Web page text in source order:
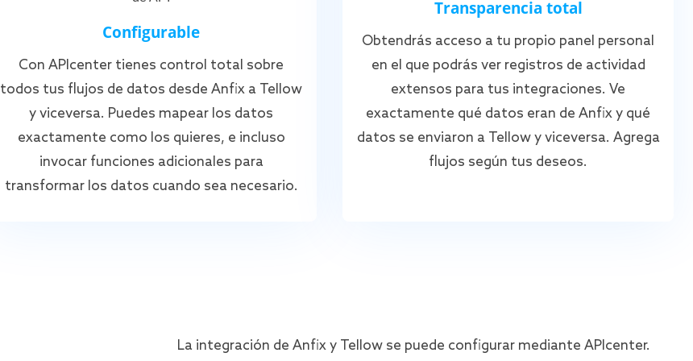
Configurable
Con APIcenter tienes control total sobre
todos tus flujos de datos desde Anfix a Tellow
y viceversa. Puedes mapear los datos
exactamente como los quieres, e incluso
invocar funciones adicionales para
transformar los datos cuando sea necesario.
Transparencia total
Obtendrás acceso a tu propio panel personal
en el que podrás ver registros de actividad
extensos para tus integraciones. Ve
exactamente qué datos eran de Anfix y qué
datos se enviaron a Tellow y viceversa. Agrega
flujos según tus deseos.
La integración de Anfix y Tellow se puede configurar mediante APIcenter.